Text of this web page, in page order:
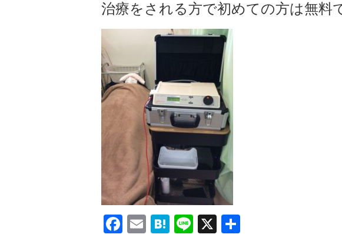
治療をされる方で初めての方は無料
Facebook
EmailHatena
Line
X